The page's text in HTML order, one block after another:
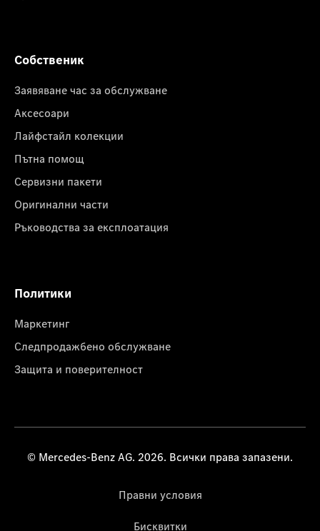
Собственик
Заявяване час за обслужване
Аксесоари
Лайфстайл колекции
Пътна помощ
Сервизни пакети
Оригинални части
Ръководства за експлоатация
Политики
Маркетинг
Следпродажбено обслужване
Защита и поверителност
© Mercedes-Benz AG. 2026. Всички права запазени.
Правни условия
Бисквитки